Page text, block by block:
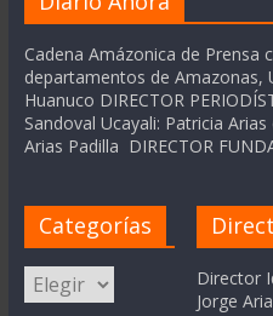
Cadena Amázonica de Prensa
departamentos de Amazonas,
Huanuco DIRECTOR
Sandoval Ucayali: Patricia
Arias Padilla DIRECTOR
Categorías
Categorías
Director
Jorge